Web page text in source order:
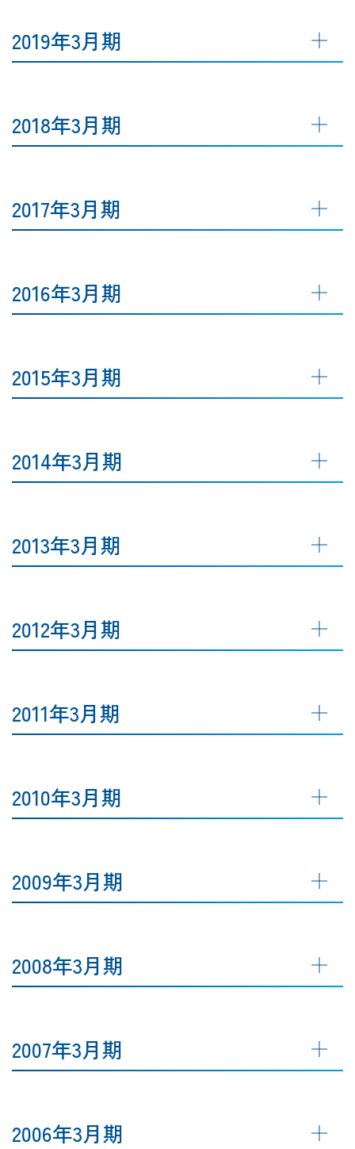
2019年3月期
2018年3月期
2017年3月期
2016年3月期
2015年3月期
2014年3月期
2013年3月期
2012年3月期
2011年3月期
2010年3月期
2009年3月期
2008年3月期
2007年3月期
2006年3月期